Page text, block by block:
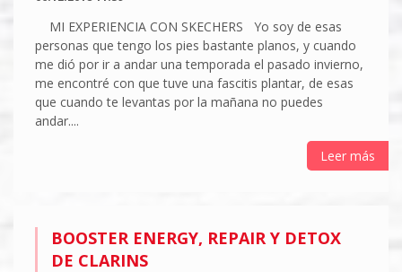
MI EXPERIENCIA CON SKECHERS Yo soy de esas
personas que tengo los pies bastante planos, y cuando
me dió por ir a andar una temporada el pasado invierno,
me encontré con que tuve una fascitis plantar, de esas
que cuando te levantas por la mañana no puedes
andar....
Leer más
BOOSTER ENERGY, REPAIR Y DETOX
DE CLARINS